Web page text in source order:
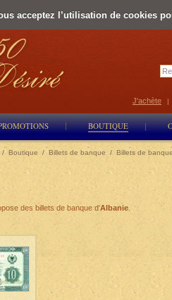
acceptez l’utilisation de cookies
BOUTIQUE
J'achète |
/ Boutique / Billets de banque / Billets de
des billets de banque d'Albanie